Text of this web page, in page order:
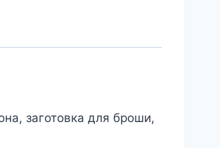
заготовка для броши,